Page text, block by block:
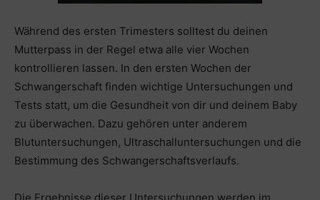
Während des ersten Trimesters solltest du deinen
Mutterpass in der Regel etwa alle vier Wochen
kontrollieren lassen. In den ersten Wochen der
Schwangerschaft finden wichtige Untersuchungen und
Tests statt, um die Gesundheit von dir und deinem Baby
zu überwachen. Dazu gehören unter anderem
Blutuntersuchungen, Ultraschalluntersuchungen und die
Bestimmung des Schwangerschaftsverlaufs.